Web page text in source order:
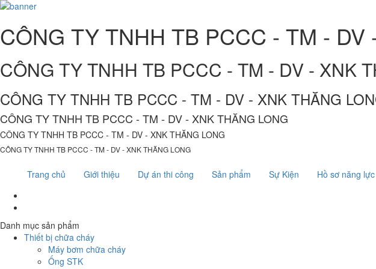
CÔNG TY TNHH TB PCCC - TM -
CÔNG TY TNHH TB PCCC - TM - DV - XNK
CÔNG TY TNHH TB PCCC - TM - DV - XNK THĂNG
CÔNG TY TNHH TB PCCC - TM - DV - XNK THĂNG LONG
CÔNG TY TNHH TB PCCC - TM - DV - XNK THĂNG LONG
CÔNG TY TNHH TB PCCC - TM - DV - XNK THĂNG LONG
Trang chủ Giới thiệu Dự án thi công Sản phẩm Sự Kiện Hồ sơ năng lực
Danh mục sản phẩm
Thiết bị chữa cháy
Máy bơm chữa cháy
Ống STK